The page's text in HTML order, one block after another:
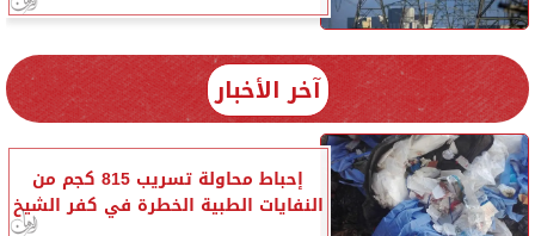
آخر الأخبار
إحباط محاولة تسريب 815 كجم من
النفايات الطبية الخطرة في كفر الشيخ